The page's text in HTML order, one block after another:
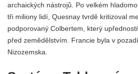
archaických nástrojů. Po velkém
tři miliony lidí, Quesnay tvrdě kritizoval
podporovaný Colbertem, který
před zemědělstvím. Francie byla v
Nizozemska.